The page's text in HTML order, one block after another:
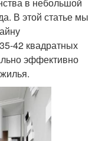
В этой статье мы
42 квадратных
эффективно